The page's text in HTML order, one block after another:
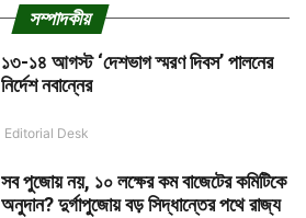
সম্পাদকীয়
১৩-১৪ আগস্ট ‘দেশভাগ স্মরণ দিবস’ পালনের
নির্দেশ নবান্নের
Editorial Desk
সব পুজোয় নয়, ১০ লক্ষের কম বাজেটের কমিটিকে
অনুদান? দুর্গাপুজোয় বড় সিদ্ধান্তের পথে রাজ্য